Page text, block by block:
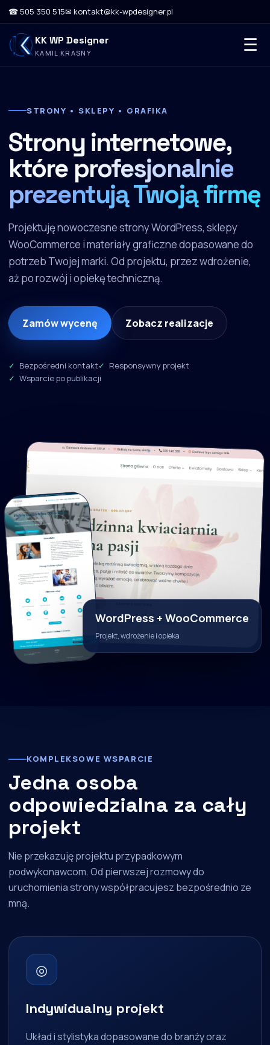
☎ 505 350 515✉ kontakt@kk-wpdesigner.pl
KK WP Designer
KAMIL KRASNY ☰
STRONY • SKLEPY • GRAFIKA
Strony internetowe,
które profesjonalnie
prezentują Twoją firmę
Projektuję nowoczesne strony WordPress, sklepy
WooCommerce i materiały graficzne dopasowane do
potrzeb Twojej marki. Od projektu, przez wdrożenie,
aż po rozwój i opiekę techniczną.
Zamów wycenę Zobacz realizacje
Bezpośredni kontakt
Responsywny projekt
Wsparcie po publikacji
WordPress + WooCommerce
Projekt, wdrożenie i opieka
KOMPLEKSOWE WSPARCIE
Jedna osoba
odpowiedzialna za cały
projekt
Nie przekazuję projektu przypadkowym
podwykonawcom. Od pierwszej rozmowy do
uruchomienia strony współpracujesz bezpośrednio ze
mną.
◎
Indywidualny projekt
Układ i stylistyka dopasowane do branży oraz